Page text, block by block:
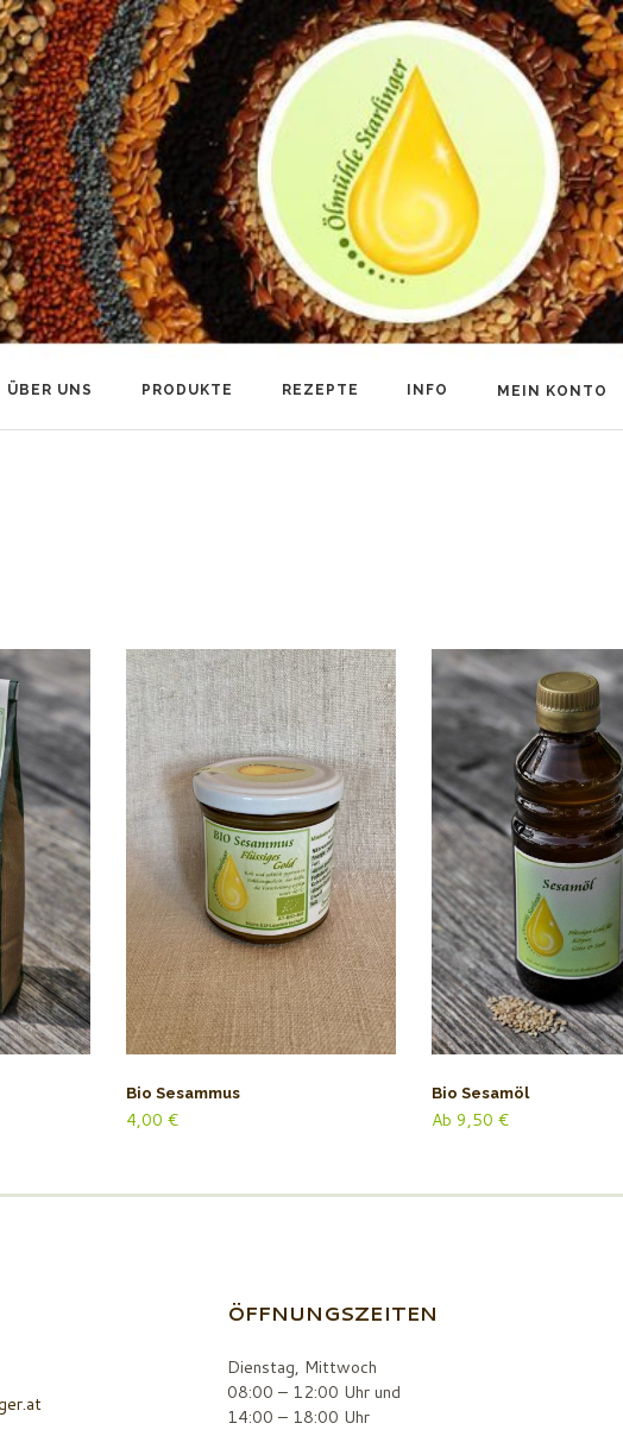
ÜBER UNS PRODUKTE REZEPTE INFO MEIN KONTO
Bio Sesammus
4,00 €
Bio Sesamöl
Ab 9,50 €
ÖFFNUNGSZEITEN
Dienstag, Mittwoch
08:00 – 12:00 Uhr und
14:00 – 18:00 Uhr